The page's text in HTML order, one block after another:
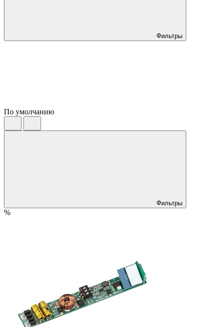
Фильтры
По умолчанию
Фильтры
%